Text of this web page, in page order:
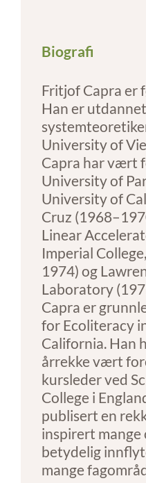
Biografi
Fritjof Capra er
Han er
University of
Capra har vært
University of
University of
Cruz
Linear
Imperial
1974) og
Laboratory
Capra er
for Ecoliteracy
California. Han
årrekke vært
kursleder ved
College i
publisert en
inspirert mange
betydelig
mange